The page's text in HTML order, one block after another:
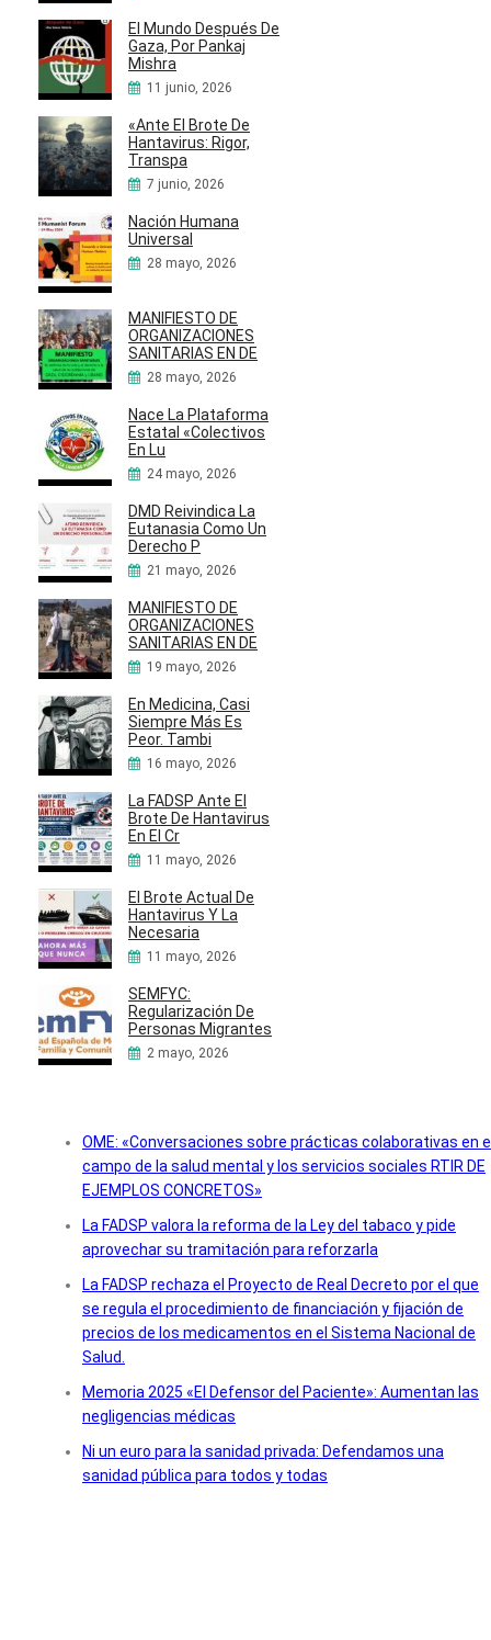
El Mundo Después De
Gaza, Por Pankaj
Mishra
11 junio, 2026
«Ante El Brote De
Hantavirus: Rigor,
Transpa
7 junio, 2026
Nación Humana
Universal
28 mayo, 2026
MANIFIESTO DE
ORGANIZACIONES
SANITARIAS EN DE
28 mayo, 2026
Nace La Plataforma
Estatal «Colectivos
En Lu
24 mayo, 2026
DMD Reivindica La
Eutanasia Como Un
Derecho P
21 mayo, 2026
MANIFIESTO DE
ORGANIZACIONES
SANITARIAS EN DE
19 mayo, 2026
En Medicina, Casi
Siempre Más Es
Peor. Tambi
16 mayo, 2026
La FADSP Ante El
Brote De Hantavirus
En El Cr
11 mayo, 2026
El Brote Actual De
Hantavirus Y La
Necesaria
11 mayo, 2026
SEMFYC:
Regularización De
Personas Migrantes
2 mayo, 2026
OME: «Conversaciones sobre prácticas colaborativas en
campo de la salud mental y los servicios sociales RTIR DE
EJEMPLOS CONCRETOS»
La FADSP valora la reforma de la Ley del tabaco y pide
aprovechar su tramitación para reforzarla
La FADSP rechaza el Proyecto de Real Decreto por el que
se regula el procedimiento de financiación y fijación de
precios de los medicamentos en el Sistema Nacional de
Salud.
Memoria 2025 «El Defensor del Paciente»: Aumentan las
negligencias médicas
Ni un euro para la sanidad privada: Defendamos una
sanidad pública para todos y todas